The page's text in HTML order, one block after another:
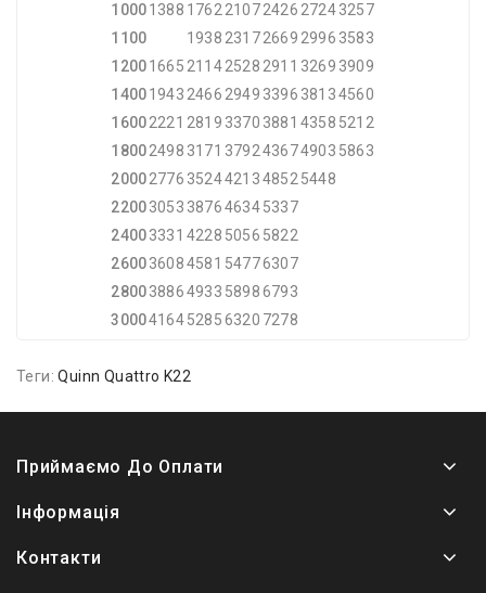
10001388 1762 21072426 27243257
1100
1938 23172669 2996 3583
12001665 21142528 2911 3269 3909
14001943 2466 2949 3396 38134560
16002221 2819 3370 3881 4358 5212
18002498 3171 379243674903 5863
20002776 352442134852 5448
22003053 387646345337
24003331 4228 5056 5822
260036084581 54776307
280038864933 58986793
3000416452856320 7278
Теги:Quinn Quattro K22
Приймаємо До Оплати
Інформація
Контакти